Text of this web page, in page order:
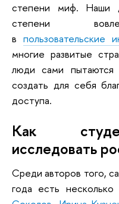
степени миф. Наши
степени
в пользовательские
многие развитые
люди сами пытаются
создать для себя
доступа.
Как
исследовать
Среди авторов того,
года есть